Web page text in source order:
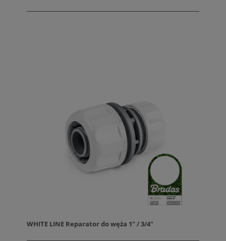
WHITE LINE Reparator do węża 1" / 3/4"